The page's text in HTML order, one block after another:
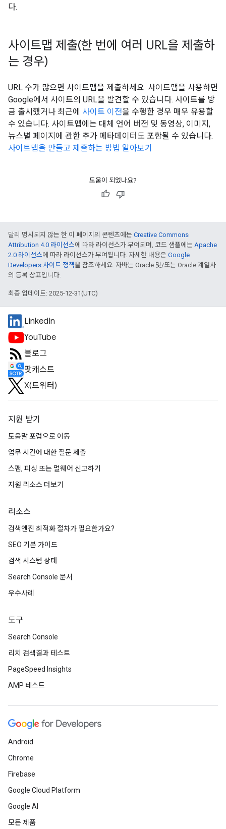
다.
사이트맵 제출(한 번에 여러 URL을 제출하
는 경우)
URL 수가 많으면 사이트맵을 제출하세요. 사이트맵을 사용하면
Google에서 사이트의 URL을 발견할 수 있습니다. 사이트를 방
금 출시했거나 최근에 사이트 이전을 수행한 경우 매우 유용할
수 있습니다. 사이트맵에는 대체 언어 버전 및 동영상, 이미지,
뉴스별 페이지에 관한 추가 메타데이터도 포함될 수 있습니다.
사이트맵을 만들고 제출하는 방법 알아보기
도움이 되었나요?
달리 명시되지 않는 한 이 페이지의 콘텐츠에는 Creative Commons
Attribution 4.0 라이선스에 따라 라이선스가 부여되며, 코드 샘플에는 Apache
2.0 라이선스에 따라 라이선스가 부여됩니다. 자세한 내용은 Google
Developers 사이트 정책을 참조하세요. 자바는 Oracle 및/또는 Oracle 계열사
의 등록 상표입니다.
최종 업데이트: 2025-12-31(UTC)
LinkedIn
YouTube
블로그
팟캐스트
X(트위터)
지원 받기
도움말 포럼으로 이동
업무 시간에 대한 질문 제출
스팸, 피싱 또는 멀웨어 신고하기
지원 리소스 더보기
리소스
검색엔진 최적화 절차가 필요한가요?
SEO 기본 가이드
검색 시스템 상태
Search Console 문서
우수사례
도구
Search Console
리치 검색결과 테스트
PageSpeed Insights
AMP 테스트
Android
Chrome
Firebase
Google Cloud Platform
Google AI
모든 제품